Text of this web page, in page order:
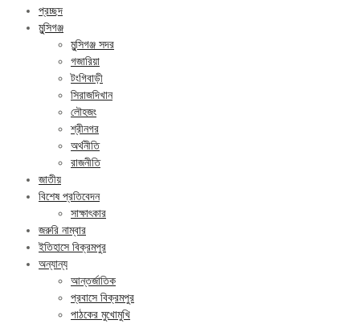
প্রচ্ছদ
মুন্সিগঞ্জ
মুন্সিগঞ্জ সদর
গজারিয়া
টংগিবাড়ী
সিরাজদিখান
লৌহজং
শ্রীনগর
অর্থনীতি
রাজনীতি
জাতীয়
বিশেষ প্রতিবেদন
সাক্ষাৎকার
জরুরি নাম্বার
ইতিহাসে বিক্রমপুর
অন্যান্য
আন্তর্জাতিক
প্রবাসে বিক্রমপুর
পাঠকের মুখোমুখি